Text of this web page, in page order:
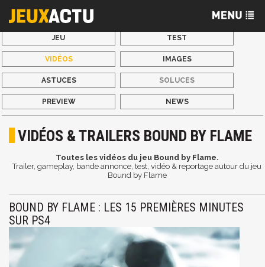
JEU TEST
VIDÉOS IMAGES
ASTUCES SOLUCES
PREVIEW NEWS
VIDÉOS & TRAILERS BOUND BY FLAME
Toutes les vidéos du jeu Bound by Flame.
Trailer, gameplay, bande annonce, test, vidéo & reportage autour du jeu
Bound by Flame
BOUND BY FLAME : LES 15 PREMIÈRES MINUTES
SUR PS4